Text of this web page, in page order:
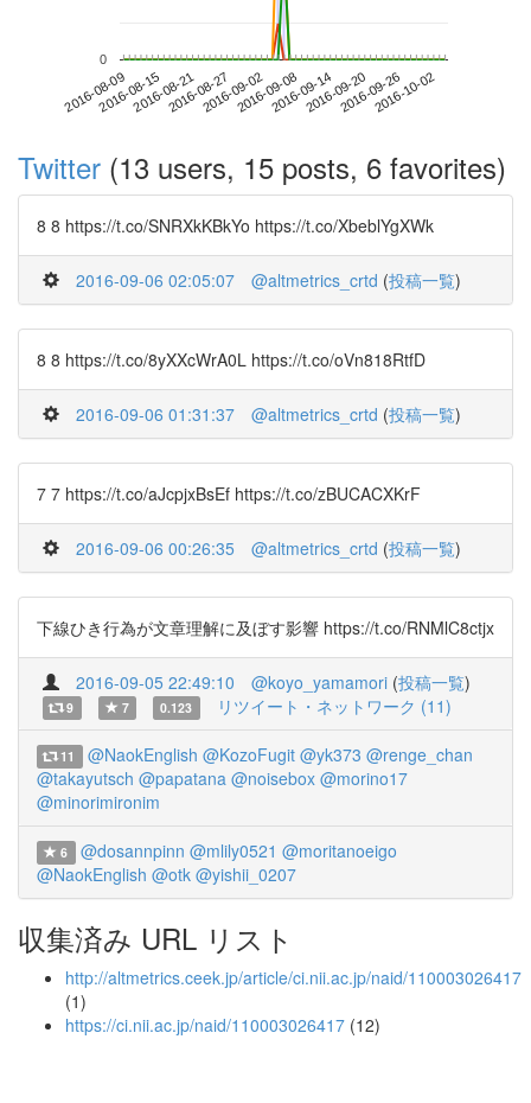
2016-08-092016-08-152016-08-212016-08-272016-09-022016-09-082016-09-142016-09-202016-09-262016-10-02
0
Twitter (13 users, 15 posts, 6 favorites)
8 8 https://t.co/SNRXkKBkYo https://t.co/XbeblYgXWk
2016-09-06 02:05:07 @altmetrics_crtd (投稿一覧)
8 8 https://t.co/8yXXcWrA0L https://t.co/oVn818RtfD
2016-09-06 01:31:37 @altmetrics_crtd (投稿一覧)
7 7 https://t.co/aJcpjxBsEf https://t.co/zBUCACXKrF
2016-09-06 00:26:35 @altmetrics_crtd (投稿一覧)
下線ひき行為が文章理解に及ぼす影響 https://t.co/RNMlC8ctjx
2016-09-05 22:49:10 @koyo_yamamori (投稿一覧)
9 7 0.123 リツイート・ネットワーク (11)
11 @NaokEnglish @KozoFugit @yk373 @renge_chan
@takayutsch @papatana @noisebox @morino17
@minorimironim
6 @dosannpinn @mlily0521 @moritanoeigo
@NaokEnglish @otk @yishii_0207
収集済み URL リスト
http://altmetrics.ceek.jp/article/ci.nii.ac.jp/naid/110003026417
(1)
https://ci.nii.ac.jp/naid/110003026417 (12)